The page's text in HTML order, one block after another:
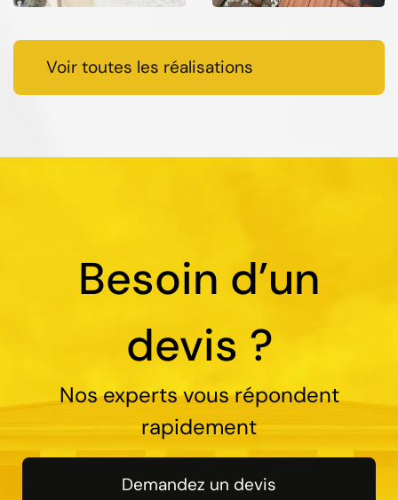
Voir toutes les réalisations
Besoin d’un
devis ?
Nos experts vous répondent
rapidement
Demandez un devis